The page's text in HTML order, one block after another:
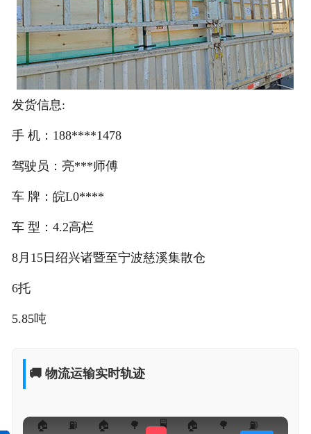
在线礼佛
在线许愿
发货信息:
手 机：188****1478
驾驶员：亮***师傅
车 牌：皖L0****
车 型：4.2高栏
8月15日绍兴诸暨至宁波慈溪集散仓
6托
5.85吨
🚚 物流运输实时轨迹